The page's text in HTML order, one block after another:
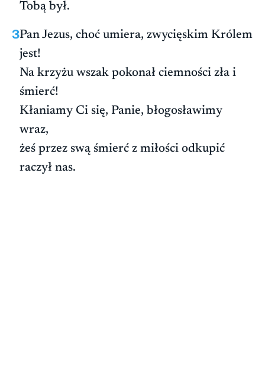
Tobą był.
3Pan Jezus, choć umiera, zwycięskim Królem
jest!
Na krzyżu wszak pokonał ciemności zła i
śmierć!
Kłaniamy Ci się, Panie, błogosławimy
wraz,
żeś przez swą śmierć z miłości odkupić
raczył nas.